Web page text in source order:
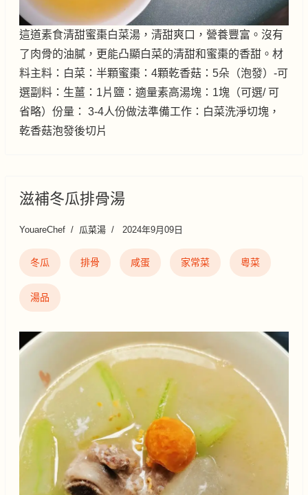
這道素食清甜蜜棗白菜湯，清甜爽口，營養豐富。沒有
了肉骨的油膩，更能凸顯白菜的清甜和蜜棗的香甜。材
料主料：白菜：半顆蜜棗：4顆乾香菇：5朵（泡發）-可
選副料：生薑：1片鹽：適量素高湯塊：1塊（可選/ 可
省略）份量： 3-4人份做法準備工作：白菜洗淨切塊，
乾香菇泡發後切片
滋補冬瓜排骨湯
YouareChef 瓜菜湯 2024年9月09日
冬瓜 排骨 咸蛋 家常菜 粵菜
湯品